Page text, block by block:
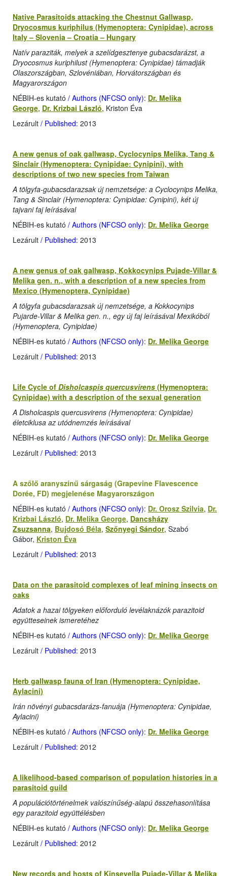
Native Parasitoids attacking the Chestnut Gallwasp,
Dryocosmus kuriphilus (Hymenoptera: Cynipidae), across
Italy – Slovenia – Croatia – Hungary
Natív paraziták, melyek a szelídgesztenye gubacsdarázst, a
Dryocosmus kuriphilust (Hymenoptera: Cynipidae) támadják
Olaszországban, Szlovéniában, Horvátországban és
Magyarországon
NÉBIH-es kutató / Authors (NFCSO only): Dr. Melika
George, Dr. Krizbai László, Kriston Éva
Lezárult / Published: 2013
A new genus of oak gallwasp, Cyclocynips Melika, Tang &
Sinclair (Hymenoptera: Cynipidae: Cynipini), with
descriptions of two new species from Taiwan
A tölgyfa-gubacsdarazsak új nemzetsége: a Cyclocynips Melika,
Tang & Sinclair (Hymenoptera: Cynipidae: Cynipini), két új
tajvani faj leírásával
NÉBIH-es kutató / Authors (NFCSO only): Dr. Melika George
Lezárult / Published: 2013
A new genus of oak gallwasp, Kokkocynips Pujade-Villar &
Melika gen. n., with a description of a new species from
Mexico (Hymenoptera, Cynipidae)
A tölgyfa gubacsdarazsak új nemzetsége, a Kokkocynips
Pujarde-Villar & Melika gen. n., egy új faj leírásával Mexikóból
(Hymenoptera, Cynipidae)
NÉBIH-es kutató / Authors (NFCSO only): Dr. Melika George
Lezárult / Published: 2013
Life Cycle of Disholcaspis quercusvirens (Hymenoptera:
Cynipidae) with a description of the sexual generation
A Disholcaspis quercusvirens (Hymenoptera: Cynipidae)
életciklusa az utódnemzés leírásával
NÉBIH-es kutató / Authors (NFCSO only): Dr. Melika George
Lezárult / Published: 2013
A szőlő aranyszínű sárgaság (Grapevine Flavescence
Dorée, FD) megjelenése Magyarországon
NÉBIH-es kutató / Authors (NFCSO only): Dr. Orosz Szilvia, Dr.
Krizbai László, Dr. Melika George, Dancsházy
Zsuzsanna, Bujdosó Béla, Szőnyegi Sándor, Szabó
Gábor, Kriston Éva
Lezárult / Published: 2013
Data on the parasitoid complexes of leaf mining insects on
oaks
Adatok a hazai tölgyeken előforduló levélaknázók parazitoid
együtteseinek ismeretéhez
NÉBIH-es kutató / Authors (NFCSO only): Dr. Melika George
Lezárult / Published: 2013
Herb gallwasp fauna of Iran (Hymenoptera: Cynipidae,
Aylacini)
Irán növényi gubacsdarázs-fanuája (Hymenoptera: Cynipidae,
Aylacini)
NÉBIH-es kutató / Authors (NFCSO only): Dr. Melika George
Lezárult / Published: 2012
A likelihood-based comparison of population histories in a
parasitoid guild
A populációtörténelmek valószínűség-alapú összehasonlítása
egy parazitoid együttélésben
NÉBIH-es kutató / Authors (NFCSO only): Dr. Melika George
Lezárult / Published: 2012
New records and hosts of Kinseyella Pujade-Villar & Melika